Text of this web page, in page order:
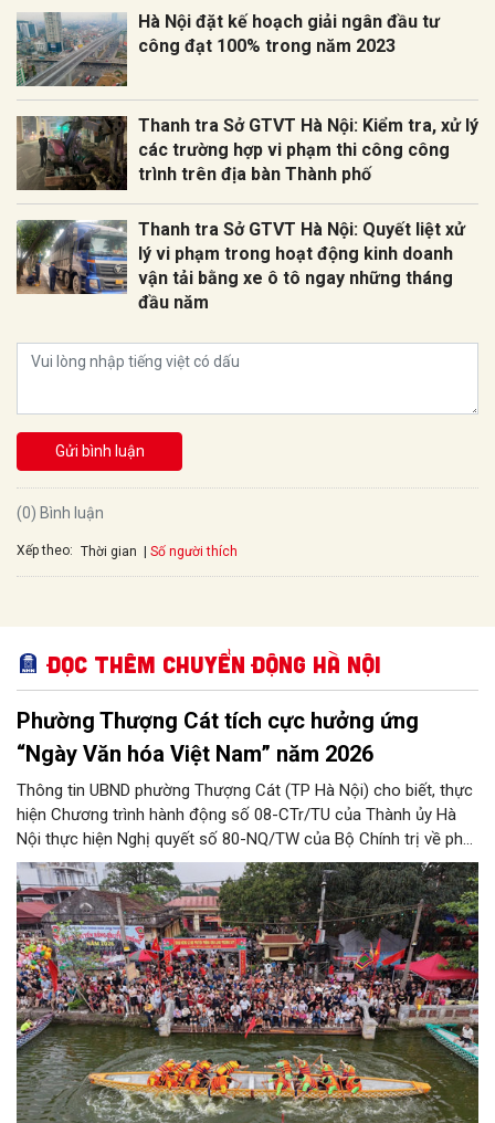
Hà Nội đặt kế hoạch giải ngân đầu tư
công đạt 100% trong năm 2023
Thanh tra Sở GTVT Hà Nội: Kiểm tra, xử lý
các trường hợp vi phạm thi công công
trình trên địa bàn Thành phố
Thanh tra Sở GTVT Hà Nội: Quyết liệt xử
lý vi phạm trong hoạt động kinh doanh
vận tải bằng xe ô tô ngay những tháng
đầu năm
Gửi bình luận
(0) Bình luận
Xếp theo: Thời gian Số người thích
Đọc thêm Chuyển động Hà Nội
Phường Thượng Cát tích cực hưởng ứng
“Ngày Văn hóa Việt Nam” năm 2026
Thông tin UBND phường Thượng Cát (TP Hà Nội) cho biết, thực
hiện Chương trình hành động số 08-CTr/TU của Thành ủy Hà
Nội thực hiện Nghị quyết số 80-NQ/TW của Bộ Chính trị về phát
triển Văn hóa Việt Nam; Kế hoạch của UBND Thành phố Hà Nội,
phường Thượng Cát tổ chức nhiều hoạt động trong tháng
11/2026 hưởng ứng “Ngày Văn hóa Việt Nam” năm 2026 trên
địa bàn.